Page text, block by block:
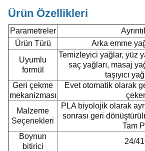
Ürün Özellikleri
Parametreler
Ürün Türü
Arka emme
Uyumlu
formül
Temizleyici yağlar, yüz
saç yağları, masaj
taşıyıcı
Geri çekme
mekanizması
Evet otomatik olarak
Malzeme
Seçenekleri
PLA biyolojik olarak
sonrası geri
Tam
Boynun
bitirici
24/